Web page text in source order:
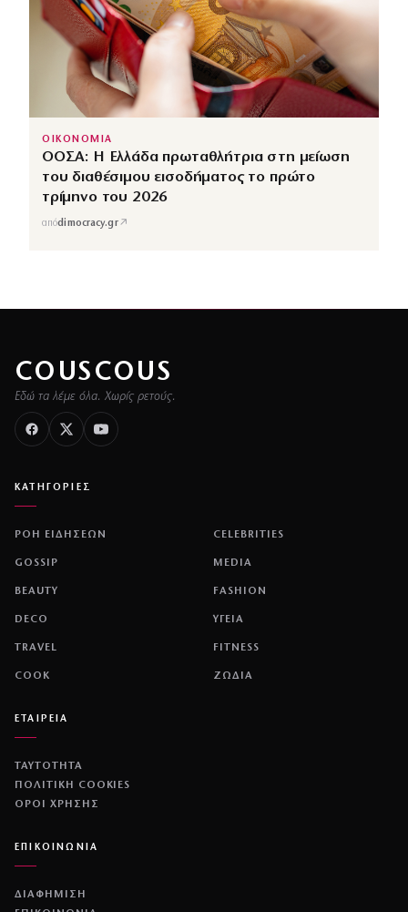
ΟΙΚΟΝΟΜΙΑ
ΟΟΣΑ: Η Ελλάδα πρωταθλήτρια στη μείωση
του διαθέσιμου εισοδήματος το πρώτο
τρίμηνο του 2026
απόdimocracy.gr↗
COUSCOUS
Εδώ τα λέμε όλα. Χωρίς ρετούς.
ΚΑΤΗΓΟΡΙΕΣ
ΡΟΗ ΕΙΔΗΣΕΩΝ CELEBRITIES
GOSSIP MEDIA
BEAUTY FASHION
DECO ΥΓΕΙΑ
TRAVEL FITNESS
COOK ΖΩΔΙΑ
ΕΤΑΙΡΕΙΑ
ΤΑΥΤΟΤΗΤΑ
ΠΟΛΙΤΙΚΉ COOKIES
ΌΡΟΙ ΧΡΉΣΗΣ
ΕΠΙΚΟΙΝΩΝΙΑ
ΔΙΑΦΗΜΙΣΗ